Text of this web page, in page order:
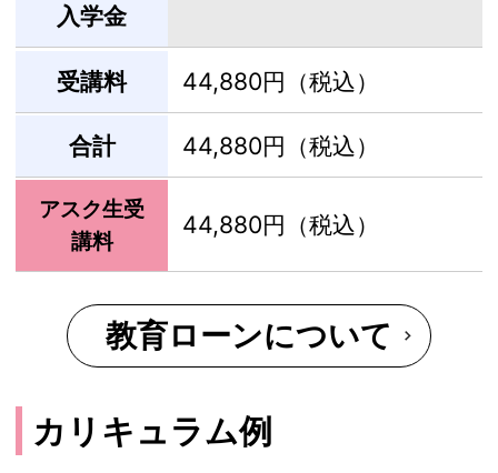
入学金
受講料 44,880円（税込）
合計 44,880円（税込）
アスク生受
講料
44,880円（税込）
教育ローンについて
カリキュラム例